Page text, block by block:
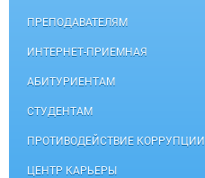
ПРЕПОДАВАТЕЛЯМ
ИНТЕРНЕТ-ПРИЕМНАЯ
АБИТУРИЕНТАМ
СТУДЕНТАМ
ПРОТИВОДЕЙСТВИЕ КОРРУПЦИИ
ЦЕНТР КАРЬЕРЫ